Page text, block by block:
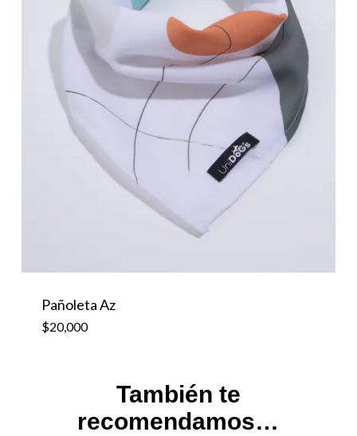
Pañoleta Az
$20,000
También te
recomendamos…